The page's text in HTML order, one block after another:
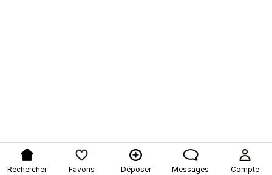
Rechercher Favoris Déposer Messages Compte